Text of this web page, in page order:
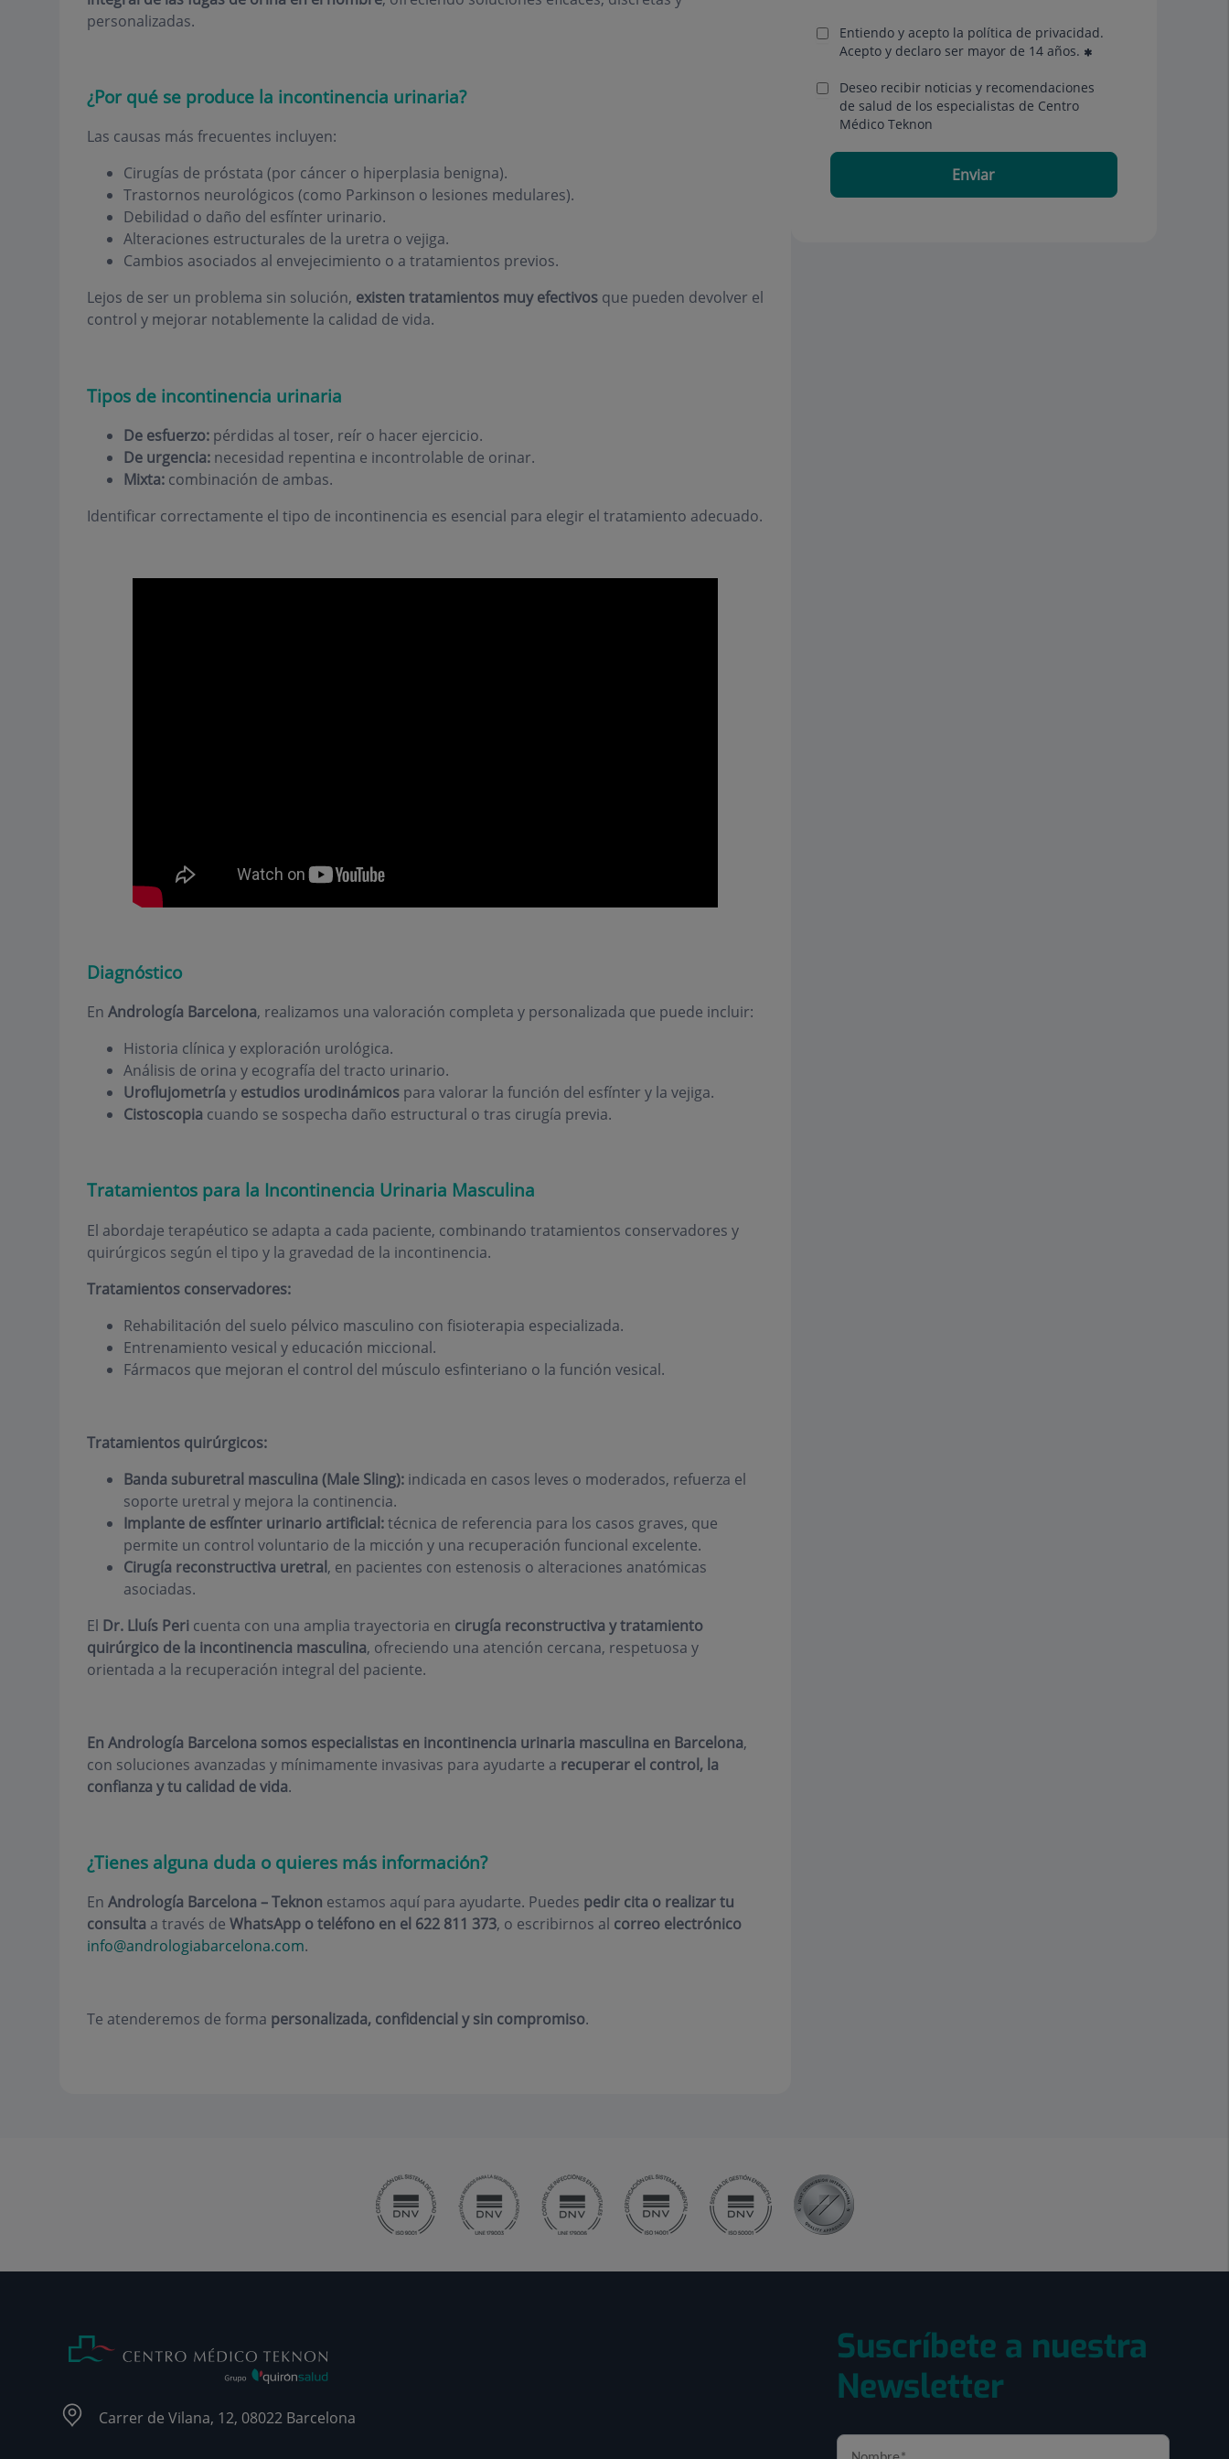
personalizadas.
¿Por qué se produce la incontinencia urinaria?
Las causas más frecuentes incluyen:
Cirugías de próstata (por cáncer o hiperplasia benigna).
Trastornos neurológicos (como Parkinson o lesiones medulares).
Debilidad o daño del esfínter urinario.
Alteraciones estructurales de la uretra o vejiga.
Cambios asociados al envejecimiento o a tratamientos previos.
Lejos de ser un problema sin solución, existen tratamientos muy efectivosque pueden devolver el
control y mejorar notablemente la calidad de vida.
Tipos de incontinencia urinaria
De esfuerzo:pérdidas al toser, reír o hacer ejercicio.
De urgencia:necesidad repentina e incontrolable de orinar.
Mixta:combinación de ambas.
Identificar correctamente el tipo de incontinencia es esencial para elegir el tratamiento adecuado.
Diagnóstico
En Andrología Barcelona, realizamos una valoración completa y personalizada que puede incluir:
Historia clínica y exploración urológica.
Análisis de orina y ecografía del tracto urinario.
Uroflujometría y estudios urodinámicospara valorar la función del esfínter y la vejiga.
Cistoscopia cuando se sospecha daño estructural o tras cirugía previa.
Tratamientos para la Incontinencia Urinaria Masculina
El abordaje terapéutico se adapta a cada paciente, combinando tratamientos conservadores y
quirúrgicos según el tipo y la gravedad de la incontinencia.
Tratamientos conservadores:
Rehabilitación del suelo pélvico masculino con fisioterapia especializada.
Entrenamiento vesical y educación miccional.
Fármacos que mejoran el control del músculo esfinteriano o la función vesical.
Tratamientos quirúrgicos:
Banda suburetral masculina (Male Sling):indicada en casos leves o moderados, refuerza el
soporte uretral y mejora la continencia.
Implante de esfínter urinario artificial:técnica de referencia para los casos graves, que
permite un control voluntario de la micción y una recuperación funcional excelente.
Cirugía reconstructiva uretral, en pacientes con estenosis o alteraciones anatómicas
asociadas.
El Dr. Lluís Pericuenta con una amplia trayectoria en cirugía reconstructiva y tratamiento
quirúrgico de la incontinencia masculina, ofreciendo una atención cercana, respetuosa y
orientada a la recuperación integral del paciente.
En Andrología Barcelona somos especialistas en incontinencia urinaria masculina en Barcelona,
con soluciones avanzadas y mínimamente invasivas para ayudarte a recuperar el control, la
confianza y tu calidad de vida.
¿Tienes alguna duda o quieres más información?
En Andrología Barcelona – Teknon estamos aquí para ayudarte. Puedes pedir cita o realizar tu
consulta a través de WhatsApp o teléfono en el 622 811 373, o escribirnos al correo electrónico
info@andrologiabarcelona.com.
Te atenderemos de forma personalizada, confidencial y sin compromiso.
Entiendo y acepto la política de privacidad.
Acepto y declaro ser mayor de 14 años.
Deseo recibir noticias y recomendaciones
de salud de los especialistas de Centro
Médico Teknon
Enviar
Carrer de Vilana, 12, 08022 Barcelona
Suscríbete a nuestra
Newsletter